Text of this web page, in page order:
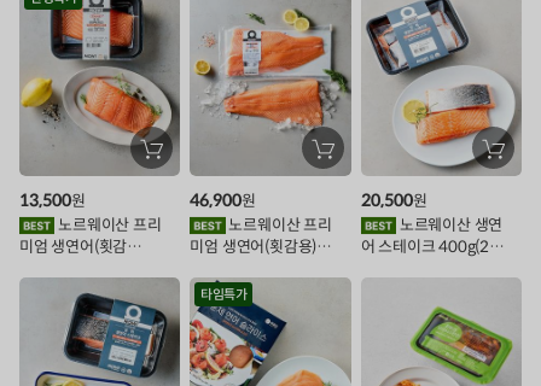
인
이
트
장
바
에
담
노르웨이산 프리
미엄 생연어(횟감
13,500원
장
바
에
담
기
노르웨이산 프리
미엄 생연어(횟감용)
46,900원
장
바
에
담
기
어 스테이크 400g(2조
20,500원
타임특가